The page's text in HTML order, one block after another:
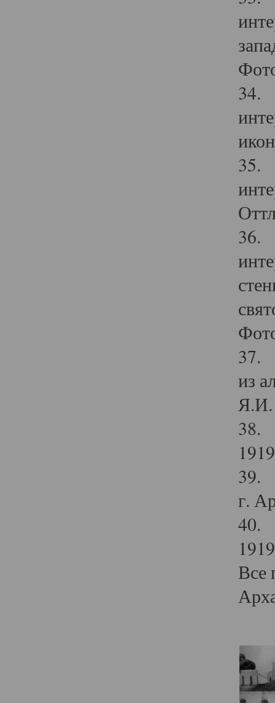
34.
35.
36.
37.
из
Я.И.
38.
39.
г.
40.
Все